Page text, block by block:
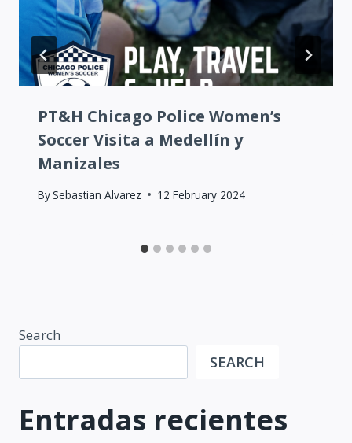
PT&H Chicago Police Women’s
Soccer Visita a Medellín y
Manizales
BySebastian Alvarez 12 February 2024
Search
SEARCH
Entradas recientes